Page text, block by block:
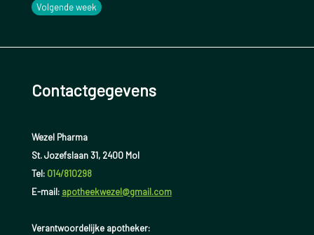
Volgende week
Contactgegevens
Wezel Pharma
St. Jozefslaan 31, 2400 Mol
Tel: 014/810298
E-mail: apotheekwezel@gmail.com
Verantwoordelijke apotheker: